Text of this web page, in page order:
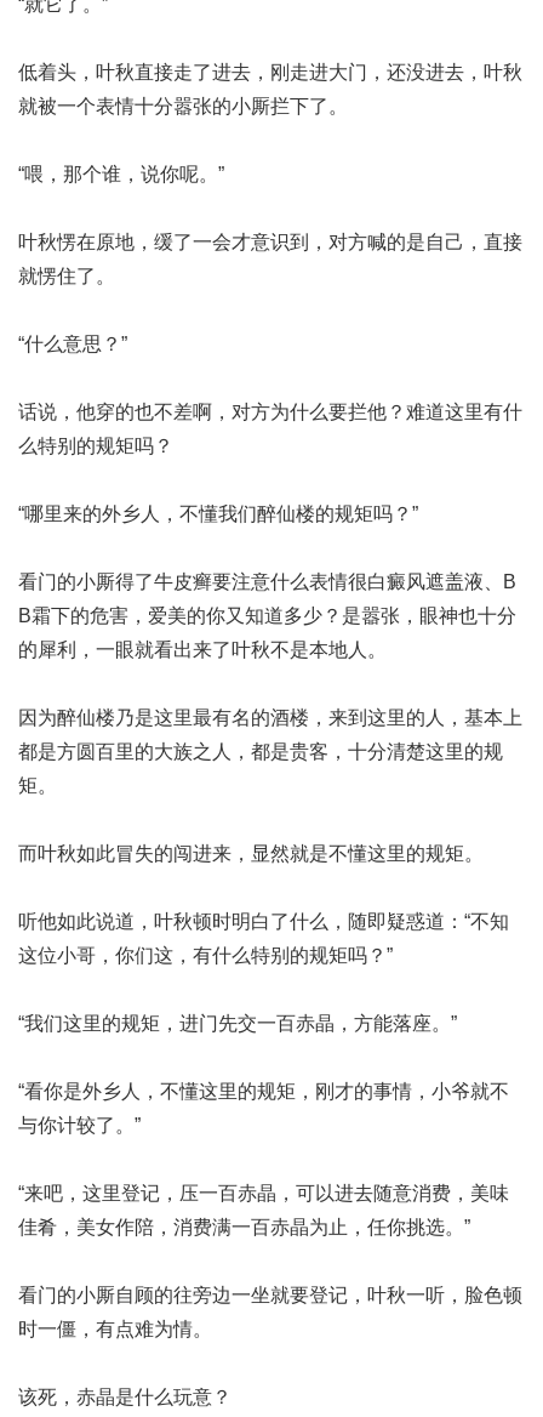
“就它了。”
低着头，叶秋直接走了进去，刚走进大门，还没进去，叶秋
就被一个表情十分嚣张的小厮拦下了。
“喂，那个谁，说你呢。”
叶秋愣在原地，缓了一会才意识到，对方喊的是自己，直接
就愣住了。
“什么意思？”
话说，他穿的也不差啊，对方为什么要拦他？难道这里有什
么特别的规矩吗？
“哪里来的外乡人，不懂我们醉仙楼的规矩吗？”
看门的小厮得了牛皮癣要注意什么表情很白癜风遮盖液、B
B霜下的危害，爱美的你又知道多少？ 是嚣张，眼神也十分
的犀利，一眼就看出来了叶秋不是本地人。
因为醉仙楼乃是这里最有名的酒楼，来到这里的人，基本上
都是方圆百里的大族之人，都是贵客，十分清楚这里的规
矩。
而叶秋如此冒失的闯进来，显然就是不懂这里的规矩。
听他如此说道，叶秋顿时明白了什么，随即疑惑道：“不知
这位小哥，你们这，有什么特别的规矩吗？”
“我们这里的规矩，进门先交一百赤晶，方能落座。”
“看你是外乡人，不懂这里的规矩，刚才的事情，小爷就不
与你计较了。”
“来吧，这里登记，压一百赤晶，可以进去随意消费，美味
佳肴，美女作陪，消费满一百赤晶为止，任你挑选。”
看门的小厮自顾的往旁边一坐就要登记，叶秋一听，脸色顿
时一僵，有点难为情。
该死，赤晶是什么玩意？